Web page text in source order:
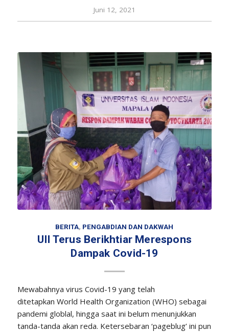
Juni 12, 2021
BERITA, PENGABDIAN DAN DAKWAH
UII Terus Berikhtiar Merespons
Dampak Covid-19
Mewabahnya virus Covid-19 yang telah
ditetapkan World Health Organization (WHO) sebagai
pandemi globlal, hingga saat ini belum menunjukkan
tanda-tanda akan reda. Ketersebaran ‘pageblug’ ini pun